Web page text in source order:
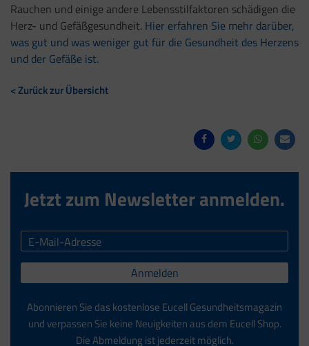
Rauchen und einige andere Lebensstilfaktoren schädigen die
Herz- und Gefäßgesundheit. Hier erfahren Sie mehr darüber,
was gut und was weniger gut für die Gesundheit des Herzens
und der Gefäße ist.
< Zurück zur Übersicht
Jetzt zum Newsletter anmelden.
Anmelden
Abonnieren Sie das kostenlose Eucell Gesundheitsmagazin
und verpassen Sie keine Neuigkeiten aus dem Eucell Shop.
Die Abmeldung ist jederzeit möglich.